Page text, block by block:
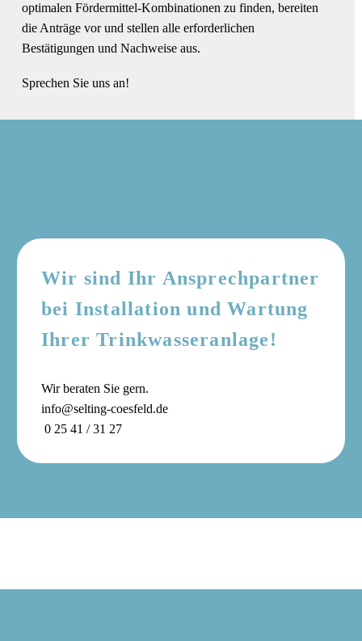
optimalen Fördermittel-Kombinationen zu finden, bereiten
die Anträge vor und stellen alle erforderlichen
Bestätigungen und Nachweise aus.
Sprechen Sie uns an!
Wir sind Ihr Ansprechpartner
bei Installation und Wartung
Ihrer Trinkwasseranlage!
Wir beraten Sie gern.
info@selting-coesfeld.de
0 25 41 / 31 27